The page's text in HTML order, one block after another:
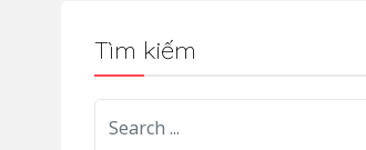
Tìm kiếm